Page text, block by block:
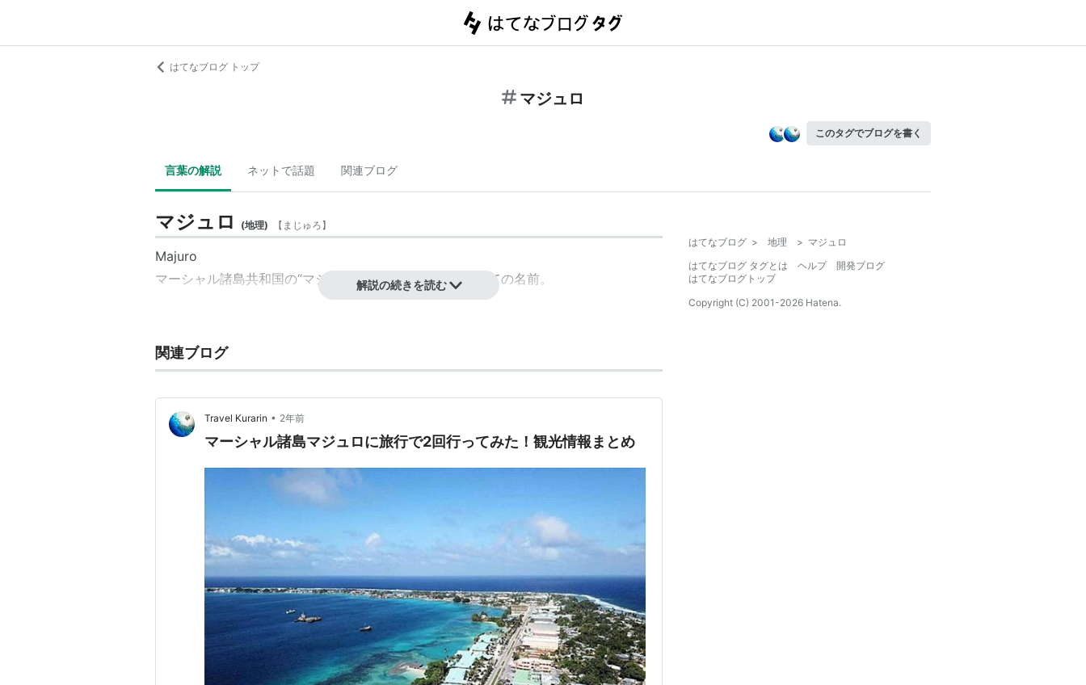
はてなブログ トップ
マジュロ
このタグでブログを書く
言葉の解説 ネットで話題 関連ブログ
マジュロ (地理) 【 まじゅろ】
Majuro
マーシャル諸島共和国の“マジュロ環礁”もしくは首都としての名前。
解説の続きを読む
関連ブログ
Travel Kurarin • 2年前
マーシャル諸島マジュロに旅行で2回行ってみた！観光情報まとめ
はてなブログ > 地理 > マジュロ
はてなブログ タグとは
ヘルプ
開発ブログ
はてなブログトップ
Copyright (C) 2001-2026 Hatena.